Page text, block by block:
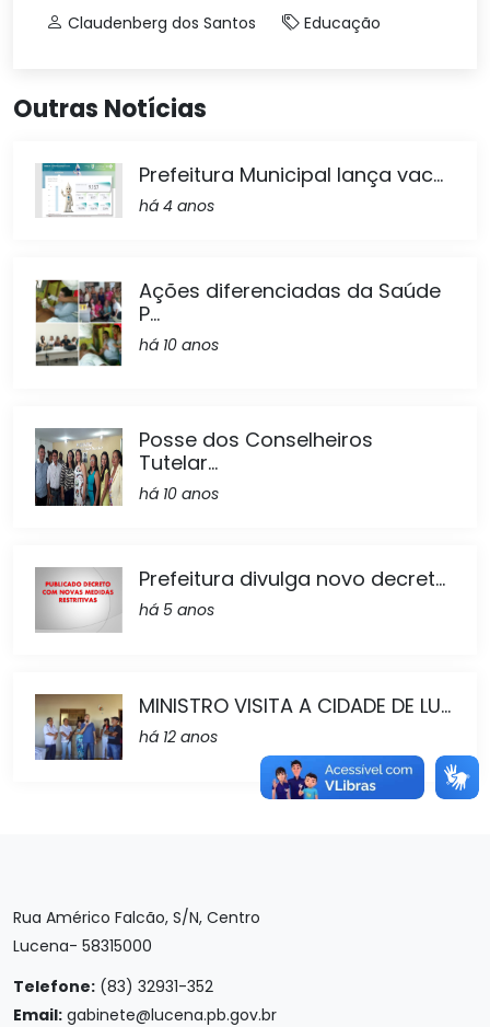
Claudenberg dos Santos Educação
Outras Notícias
Prefeitura Municipal lança vac...
há 4 anos
Ações diferenciadas da Saúde
P...
há 10 anos
Posse dos Conselheiros
Tutelar...
há 10 anos
Prefeitura divulga novo decret...
há 5 anos
MINISTRO VISITA A CIDADE DE LU...
há 12 anos
Rua Américo Falcão, S/N, Centro
Lucena- 58315000
Telefone: (83) 32931-352
Email: gabinete@lucena.pb.gov.br